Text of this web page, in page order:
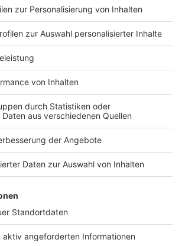
WM
Es klingt genauso komisch
Und doch gibt es auch bei so einem
eine Weltmeisterschaft. Die
findet 2023 in einem
Bar" statt. Ob Teilnehmer
Gerüchen disqualifiziert